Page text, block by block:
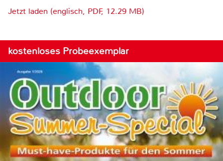
Jetzt laden (englisch, PDF, 12.29 MB)
kostenloses Probeexemplar